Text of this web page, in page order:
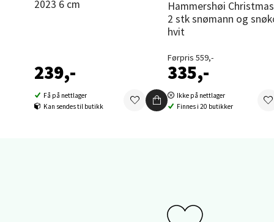
2023 6 cm
239,-
Få på nettlager
Kan sendes til butikk
Hammershøi Christmas figur
2 stk snømann og
hvit
Førpris 559,-
335,-
Ikke på nettlager
Finnes i 20 butikker
Åpent